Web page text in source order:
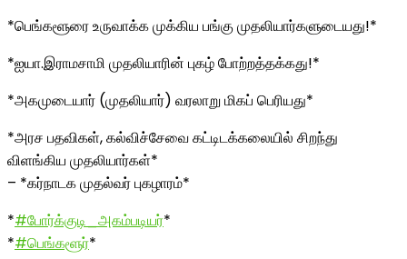
*பெங்களூரை உருவாக்க முக்கிய பங்கு முதலியார்களுடையது!*
*ஐயா.இராமசாமி முதலியாரின் புகழ் போற்றத்தக்கது!*
*அகமுடையார் (முதலியார்) வரலாறு மிகப் பெரியது*
*அரச பதவிகள், கல்விச்சேவை கட்டிடக்கலையில் சிறந்து
விளங்கிய முதலியார்கள்*
– *கர்நாடக முதல்வர் புகழாரம்*
*#போர்க்குடி_அகம்படியர்*
*#பெங்களூர்*